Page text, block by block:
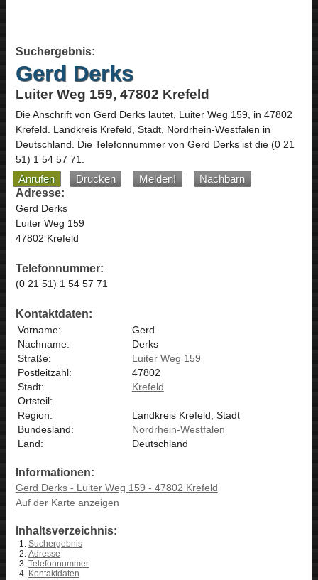
Suchergebnis:
Gerd Derks
Luiter Weg 159, 47802 Krefeld
Die Anschrift von Gerd Derkslautet, Luiter Weg 159, in 47802
Krefeld. Landkreis Krefeld, Stadt, Nordrhein-Westfalen in
Deutschland. Die Telefonnummer von Gerd Derks ist die (0 21
51) 1 54 57 71.
Anrufen Drucken Melden!
Nachbarn
Adresse:
Gerd Derks
Luiter Weg 159
47802 Krefeld
Telefonnummer:
(0 21 51) 1 54 57 71
Kontaktdaten:
Vorname:
Gerd
Nachname:
Derks
Straße:
Luiter Weg 159
Postleitzahl:
47802
Stadt:
Krefeld
Ortsteil:
Region:
Landkreis Krefeld, Stadt
Bundesland:
Nordrhein-Westfalen
Land:
Deutschland
Informationen:
Gerd Derks - Luiter Weg 159 - 47802 Krefeld
Auf der Karte anzeigen
Inhaltsverzeichnis:
Suchergebnis
Adresse
Telefonnummer
Kontaktdaten